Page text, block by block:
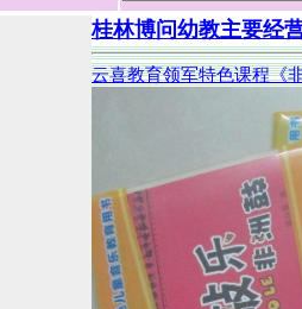
桂林博问幼教主要经
云喜教育领军特色课程《